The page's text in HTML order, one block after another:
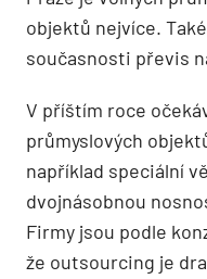
objektů nejvíce.
současnosti převis
V příštím roce
průmyslových
například speciální
dvojnásobnou
Firmy jsou podle
že outsourcing je